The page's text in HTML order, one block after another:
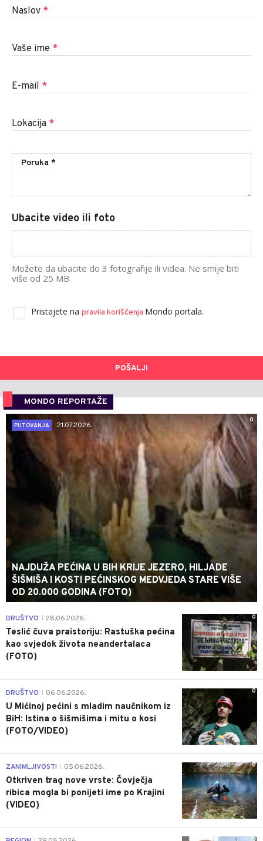
Naslov *
Vaše ime *
E-mail *
Lokacija *
Ubacite video ili foto
Možete da ubacite do 3 fotografije ili videa. Ne smije biti
više od 25 MB.
Pristajete na pravila korišćenja Mondo portala.
POŠALJI
MONDO REPORTAŽE
0
PUTOVANJA
21.07.2026.
NAJDUŽA PEĆINA U BIH KRIJE JEZERO, HILJADE
ŠIŠMIŠA I KOSTI PEĆINSKOG MEDVJEDA STARE VIŠE
OD 20.000 GODINA (FOTO)
0
DRUŠTVO 28.06.2026.
Teslić čuva praistoriju: Rastuška pećina
kao svjedok života neandertalaca
(FOTO)
0
DRUŠTVO 06.06.2026.
U Mićinoj pećini s mladim naučnikom iz
BiH: Istina o šišmišima i mitu o kosi
(FOTO/VIDEO)
0
ZANIMLJIVOSTI 05.06.2026.
Otkriven trag nove vrste: Čovječja
ribica mogla bi ponijeti ime po Krajini
(VIDEO)
0